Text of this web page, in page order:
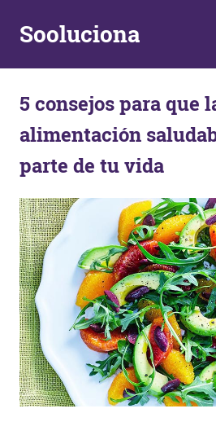
Sooluciona
Soluciones
problemas
la
diaria
5 consejos para que
alimentación
parte de tu vida